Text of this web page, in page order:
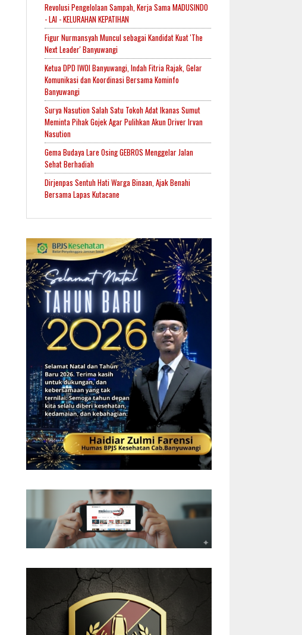
Revolusi Pengelolaan Sampah, Kerja Sama MADUSINDO
- LAI - KELURAHAN KEPATIHAN
Figur Nurmansyah Muncul sebagai Kandidat Kuat 'The
Next Leader' Banyuwangi
Ketua DPD IWOI Banyuwangi, Indah Fitria Rajak, Gelar
Komunikasi dan Koordinasi Bersama Kominfo
Banyuwangi
Surya Nasution Salah Satu Tokoh Adat Ikanas Sumut
Meminta Pihak Gojek Agar Pulihkan Akun Driver Irvan
Nasution
Gema Budaya Lare Osing GEBROS Menggelar Jalan
Sehat Berhadiah
Dirjenpas Sentuh Hati Warga Binaan, Ajak Benahi
Bersama Lapas Kutacane